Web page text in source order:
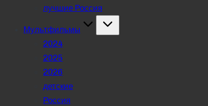
лучшие Россия
Мультфильмы
2024
2025
2026
детские
Россия